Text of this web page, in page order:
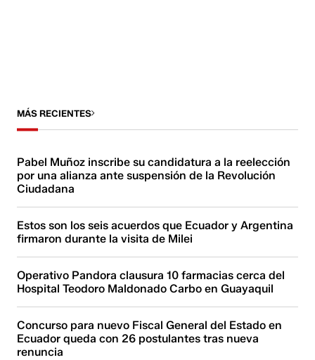
MÁS RECIENTES
Pabel Muñoz inscribe su candidatura a la reelección
por una alianza ante suspensión de la Revolución
Ciudadana
Estos son los seis acuerdos que Ecuador y Argentina
firmaron durante la visita de Milei
Operativo Pandora clausura 10 farmacias cerca del
Hospital Teodoro Maldonado Carbo en Guayaquil
Concurso para nuevo Fiscal General del Estado en
Ecuador queda con 26 postulantes tras nueva
renuncia